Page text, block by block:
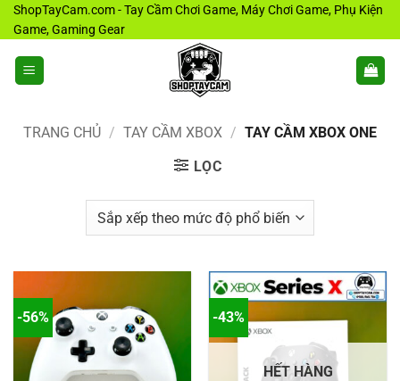
Bỏ
qua
nội
dung
ShopTayCam.com - Tay Cầm Chơi Game, Máy Chơi Game, Phụ Kiện
Game, Gaming Gear
TRANG CHỦ / TAY CẦM XBOX / TAY CẦM XBOX ONE
LỌC
-56% -43%
HẾT HÀNG